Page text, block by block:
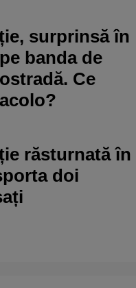
surprinsă în
banda de
Ce
răsturnată în
doi